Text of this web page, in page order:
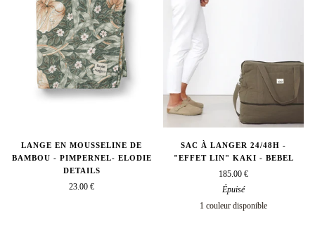
LANGE EN MOUSSELINE DE
BAMBOU - PIMPERNEL- ELODIE
DETAILS
23.00 €
SAC À LANGER 24/48H -
"EFFET LIN" KAKI - BEBEL
185.00 €
Épuisé
1 couleur disponible